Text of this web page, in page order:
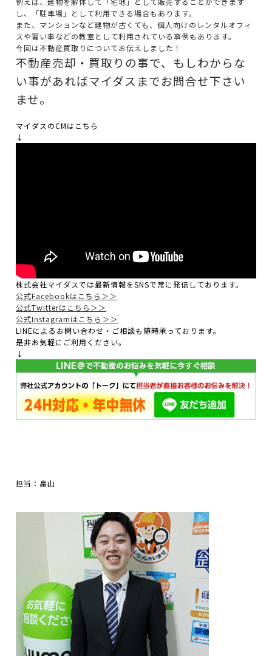
し、「駐車場」として利用できる場合もあります。
また、マンションなど建物が古くても、個人向けのレンタルオフィ
スや習い事などの教室として利用されている事例もあります。
今回は不動産買取りについてお伝えしました！
不動産売却・買取りの事で、もしわからな
い事があればマイダスまでお問合せ下さい
ませ。
マイダスのCMはこちら
↓
株式会社マイダスでは最新情報をSNSで常に発信しております。
公式Facebookはこちら＞＞
公式Twitterはこちら＞＞
公式Instagramはこちら＞＞
LINEによるお問い合わせ・ご相談も随時承っております。
是非お気軽にご利用ください。
↓
担当：畠山